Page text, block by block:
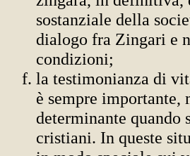
sostanziale della
dialogo fra Zingari e
condizioni;
la testimonianza di
è sempre importante,
determinante
cristiani. In queste